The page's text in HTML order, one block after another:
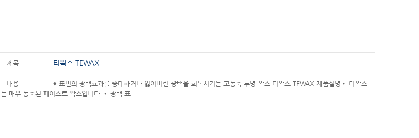
제목 티왁스 TEWAX
내용
♦ 표면의 광택효과를 증대하거나 잃어버린 광택을 회복시키는 고농축 투명 왁스 티왁스 TEWAX 제품설명• 티왁스
는 매우 농축된 페이스트 왁스입니다.• 광택 표..